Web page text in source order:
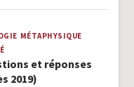
MÉTAPHYSIQUE
et réponses
2019)